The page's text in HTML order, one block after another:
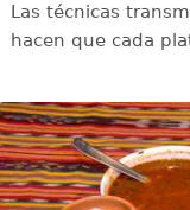
Las técnicas
hacen que cada